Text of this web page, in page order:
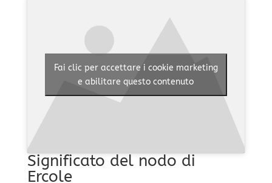
Fai clic per accettare i cookie marketing
e abilitare questo contenuto
Significato del nodo di
Ercole